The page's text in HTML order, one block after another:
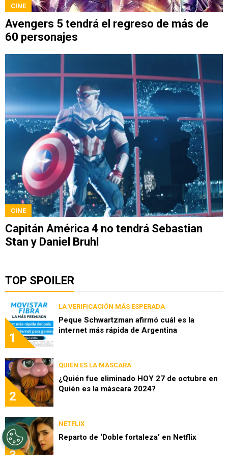
CINE
Avengers 5 tendrá el regreso de más de
60 personajes
CINE
Capitán América 4 no tendrá Sebastian
Stan y Daniel Bruhl
TOP SPOILER
1
LA VERIFICACIÓN MÁS ESPERADA
Peque Schwartzman afirmó cuál es la
internet más rápida de Argentina
2
QUIÉN ES LA MÁSCARA
¿Quién fue eliminado HOY 27 de octubre en
Quién es la máscara 2024?
NETFLIX
Reparto de ‘Doble fortaleza’ en Netflix